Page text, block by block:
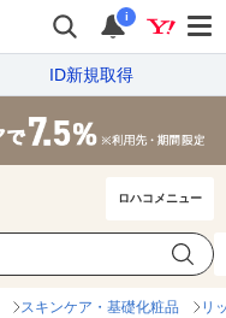
i
ID新規取得
ロハコメニュー
スキンケア・基礎化粧品 リ